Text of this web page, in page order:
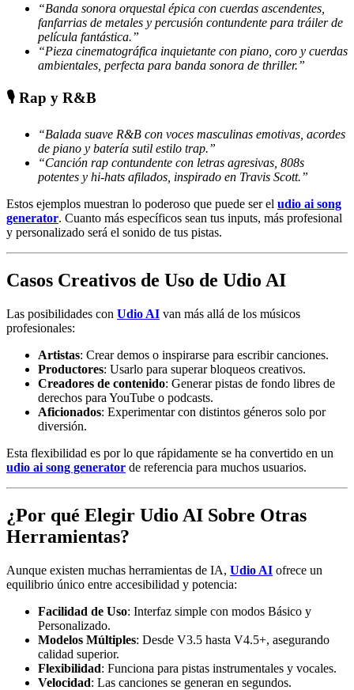
“Banda sonora orquestal épica con cuerdas ascendentes,
fanfarrias de metales y percusión contundente para tráiler de
película fantástica.”
“Pieza cinematográfica inquietante con piano, coro y cuerdas
ambientales, perfecta para banda sonora de thriller.”
🎙️ Rap y R&B
“Balada suave R&B con voces masculinas emotivas, acordes
de piano y batería sutil estilo trap.”
“Canción rap contundente con letras agresivas, 808s
potentes y hi-hats afilados, inspirado en Travis Scott.”
Estos ejemplos muestran lo poderoso que puede ser el udio ai song
generator. Cuanto más específicos sean tus inputs, más profesional
y personalizado será el sonido de tus pistas.
Casos Creativos de Uso de Udio AI
Las posibilidades con Udio AI van más allá de los músicos
profesionales:
Artistas: Crear demos o inspirarse para escribir canciones.
Productores: Usarlo para superar bloqueos creativos.
Creadores de contenido: Generar pistas de fondo libres de
derechos para YouTube o podcasts.
Aficionados: Experimentar con distintos géneros solo por
diversión.
Esta flexibilidad es por lo que rápidamente se ha convertido en un
udio ai song generator de referencia para muchos usuarios.
¿Por qué Elegir Udio AI Sobre Otras
Herramientas?
Aunque existen muchas herramientas de IA, Udio AI ofrece un
equilibrio único entre accesibilidad y potencia:
Facilidad de Uso: Interfaz simple con modos Básico y
Personalizado.
Modelos Múltiples: Desde V3.5 hasta V4.5+, asegurando
calidad superior.
Flexibilidad: Funciona para pistas instrumentales y vocales.
Velocidad: Las canciones se generan en segundos.